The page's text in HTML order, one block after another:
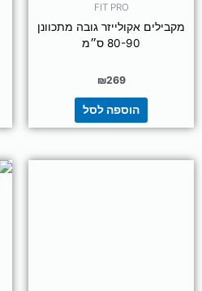
FIT PRO
מקבילים אקולייזר גובה מתכוונן
80-90 ס״מ
₪269
הוספה לסל